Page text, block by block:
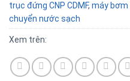
trục đứng CNP CDMF, máy
chuyển nước sạch
Xem trên: